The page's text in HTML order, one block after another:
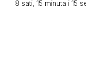
8 sati, 15 minuta i 15